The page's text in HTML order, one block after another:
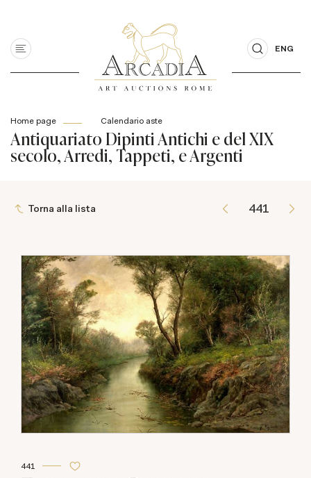
ENG
Home page Calendario aste
Antiquariato Dipinti Antichi e del XIX
secolo, Arredi, Tappeti, e Argenti
Torna alla lista
441